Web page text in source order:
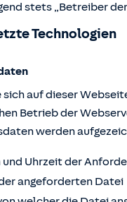
stets „Betreiber
Technologien
sich auf dieser
Betrieb der
werden
und Uhrzeit der
angeforderten Datei